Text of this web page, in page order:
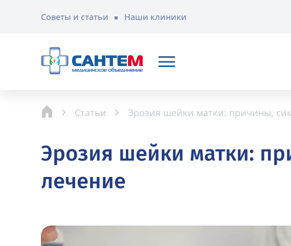
Советы и статьи Наши клиники
Статьи Эрозия шейки матки: причины,
Эрозия шейки матки:
лечение